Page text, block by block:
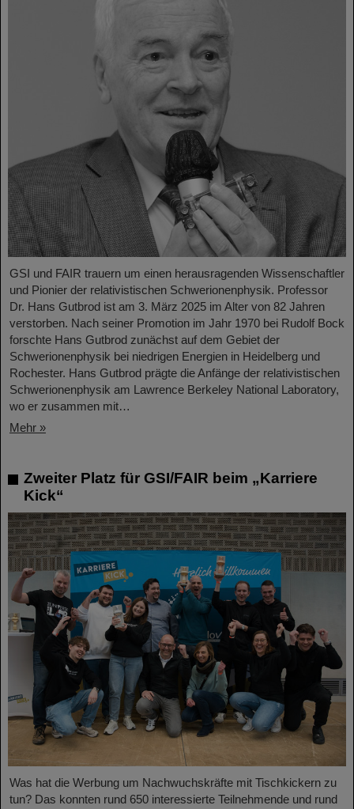
GSI und FAIR trauern um einen herausragenden Wissenschaftler
und Pionier der relativistischen Schwerionenphysik. Professor
Dr. Hans Gutbrod ist am 3. März 2025 im Alter von 82 Jahren
verstorben. Nach seiner Promotion im Jahr 1970 bei Rudolf Bock
forschte Hans Gutbrod zunächst auf dem Gebiet der
Schwerionenphysik bei niedrigen Energien in Heidelberg und
Rochester. Hans Gutbrod prägte die Anfänge der relativistischen
Schwerionenphysik am Lawrence Berkeley National Laboratory,
wo er zusammen mit…
Mehr »
Zweiter Platz für GSI/FAIR beim „Karriere
Kick“
Was hat die Werbung um Nachwuchskräfte mit Tischkickern zu
tun? Das konnten rund 650 interessierte Teilnehmende und rund